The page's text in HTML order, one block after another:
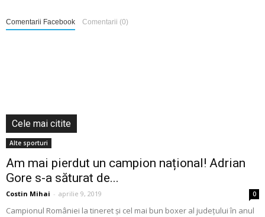
Comentarii Facebook Comentarii (0)
Cele mai citite
Alte sporturi
Am mai pierdut un campion național! Adrian
Gore s-a săturat de...
Costin Mihai - aprilie 9, 2019 0
Campionul României la tineret și cel mai bun boxer al județului în anul